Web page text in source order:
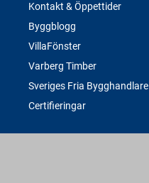
Kontakt & Öppettider
Byggblogg
VillaFönster
Varberg Timber
Sveriges Fria Bygghandlare
Certifieringar